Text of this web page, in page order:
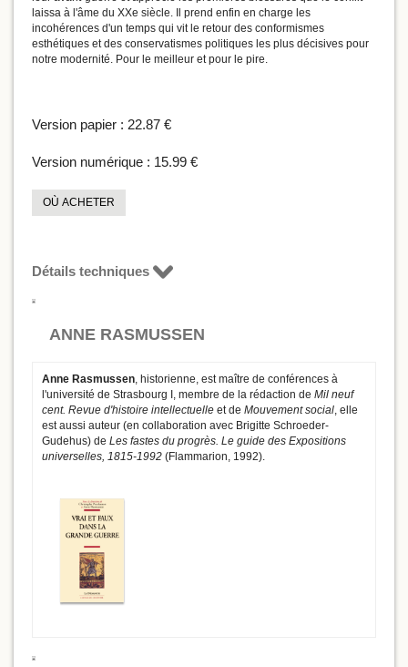
laissa à l'âme du XXe siècle. Il prend enfin en charge les
incohérences d'un temps qui vit le retour des conformismes
esthétiques et des conservatismes politiques les plus décisives pour
notre modernité. Pour le meilleur et pour le pire.
Version papier : 22.87 €
Version numérique : 15.99 €
OÙ ACHETER
Détails techniques
ANNE RASMUSSEN
Anne Rasmussen, historienne, est maître de conférences à
l'université de Strasbourg I, membre de la rédaction de Mil neuf
cent. Revue d'histoire intellectuelle et de Mouvement social, elle
est aussi auteur (en collaboration avec Brigitte Schroeder-
Gudehus) de Les fastes du progrès. Le guide des Expositions
universelles, 1815-1992 (Flammarion, 1992).